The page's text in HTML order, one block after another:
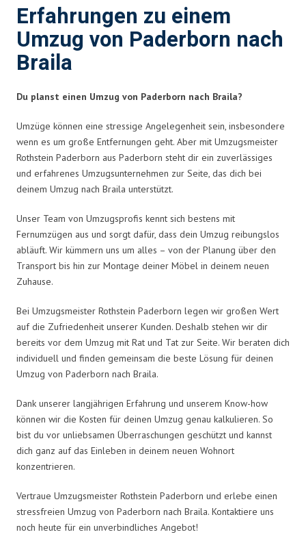
Erfahrungen zu einem
Umzug von Paderborn nach
Braila
Du planst einen Umzug von Paderborn nach Braila?
Umzüge können eine stressige Angelegenheit sein, insbesondere
wenn es um große Entfernungen geht. Aber mit Umzugsmeister
Rothstein Paderborn aus Paderborn steht dir ein zuverlässiges
und erfahrenes Umzugsunternehmen zur Seite, das dich bei
deinem Umzug nach Braila unterstützt.
Unser Team von Umzugsprofis kennt sich bestens mit
Fernumzügen aus und sorgt dafür, dass dein Umzug reibungslos
abläuft. Wir kümmern uns um alles – von der Planung über den
Transport bis hin zur Montage deiner Möbel in deinem neuen
Zuhause.
Bei Umzugsmeister Rothstein Paderborn legen wir großen Wert
auf die Zufriedenheit unserer Kunden. Deshalb stehen wir dir
bereits vor dem Umzug mit Rat und Tat zur Seite. Wir beraten dich
individuell und finden gemeinsam die beste Lösung für deinen
Umzug von Paderborn nach Braila.
Dank unserer langjährigen Erfahrung und unserem Know-how
können wir die Kosten für deinen Umzug genau kalkulieren. So
bist du vor unliebsamen Überraschungen geschützt und kannst
dich ganz auf das Einleben in deinem neuen Wohnort
konzentrieren.
Vertraue Umzugsmeister Rothstein Paderborn und erlebe einen
stressfreien Umzug von Paderborn nach Braila. Kontaktiere uns
noch heute für ein unverbindliches Angebot!